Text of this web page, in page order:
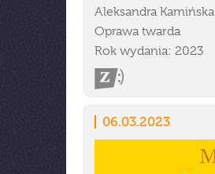
Aleksandra Kamińska
Oprawa twarda
Rok wydania: 2023
06.03.2023